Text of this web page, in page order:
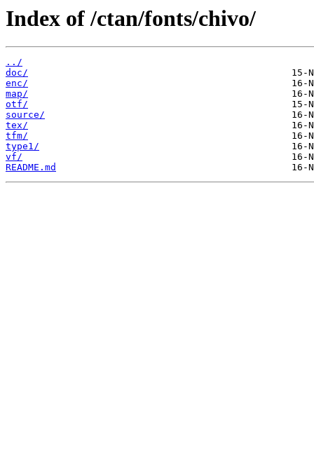
Index of /ctan/fonts/chivo/
../
doc/
enc/
map/
otf/
source/
tex/
tfm/
type1/
vf/
README.md